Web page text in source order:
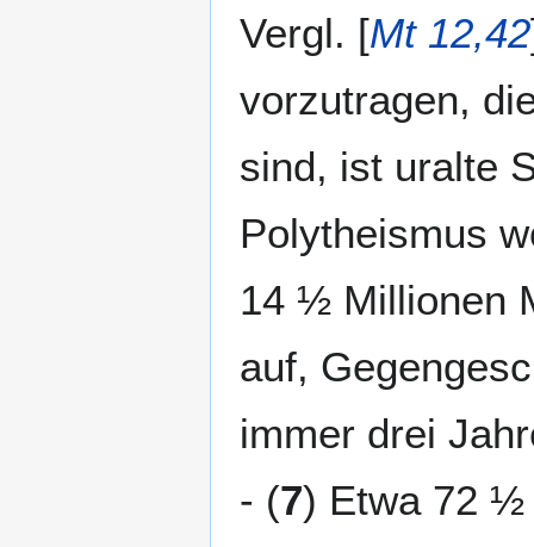
Vergl. [Mt 12,42
vorzutragen,
sind, ist uralte
Polytheismus
14 ½ Millionen
auf,
immer drei
- (7) Etwa 72 ½